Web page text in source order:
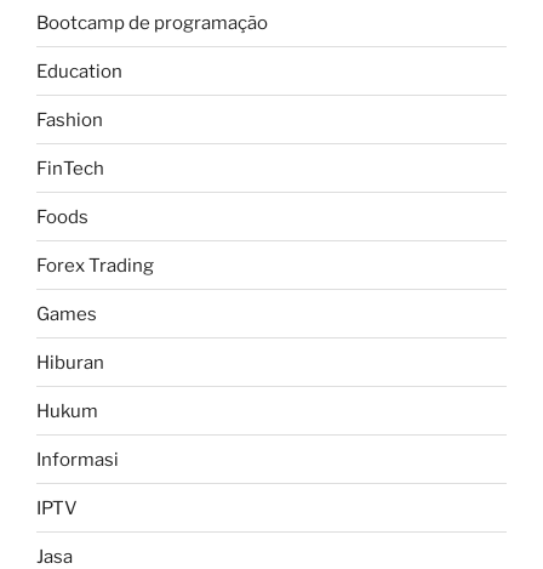
Bootcamp de programação
Education
Fashion
FinTech
Foods
Forex Trading
Games
Hiburan
Hukum
Informasi
IPTV
Jasa